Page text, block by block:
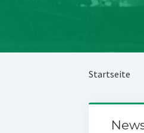
Startseite